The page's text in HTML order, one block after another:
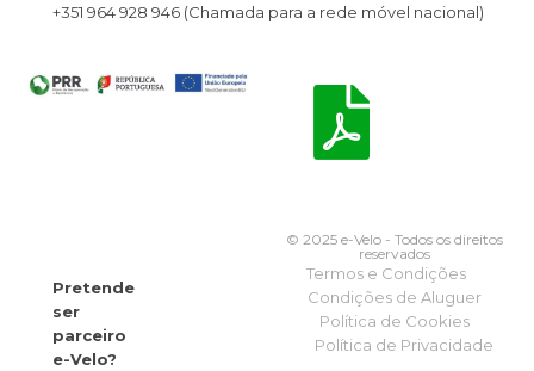
+351 964 928 946 (Chamada para a rede móvel nacional)
Pretende
ser
parceiro
e-Velo?
© 2025 e-Velo - Todos os direitos
reservados
Termos e Condições
Condições de Aluguer
Política de Cookies
Política de Privacidade